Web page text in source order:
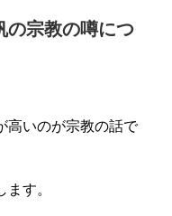
の宗教の噂につ
高いのが宗教の話で
す。